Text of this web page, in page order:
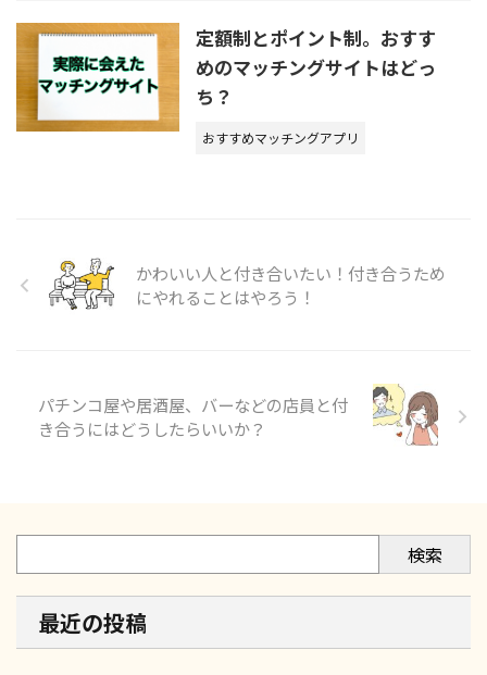
定額制とポイント制。おすす
めのマッチングサイトはどっ
ち？
おすすめマッチングアプリ
かわいい人と付き合いたい！付き合うため
にやれることはやろう！
パチンコ屋や居酒屋、バーなどの店員と付
き合うにはどうしたらいいか？
検索
最近の投稿